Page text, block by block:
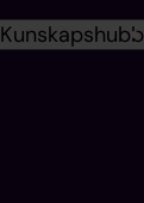
Kunskapshubb